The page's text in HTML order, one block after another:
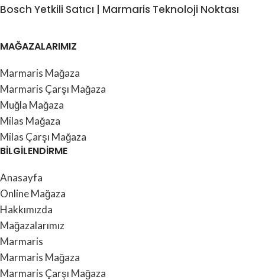
Bosch Yetkili Satıcı | Marmaris Teknoloji Noktası
MAĞAZALARIMIZ
Marmaris Mağaza
Marmaris Çarşı Mağaza
Muğla Mağaza
Milas Mağaza
Milas Çarşı Mağaza
BİLGİLENDİRME
Anasayfa
Online Mağaza
Hakkımızda
Mağazalarımız
Marmaris
Marmaris Mağaza
Marmaris Çarşı Mağaza